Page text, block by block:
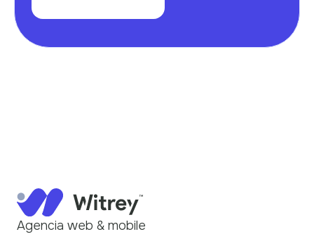
Agencia web & mobile